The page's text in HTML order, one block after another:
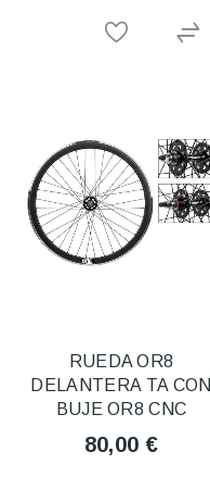
RUEDA OR8
DELANTERA TA CON
BUJE OR8 CNC
80,00 €